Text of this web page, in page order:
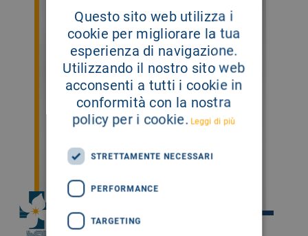
Dott. Salvatore Iacono
Questo sito web utilizza i
cookie per migliorare la tua
esperienza di navigazione.
Utilizzando il nostro sito web
acconsenti a tutti i cookie in
conformità con la nostra
policy per i cookie. Leggi di più
STRETTAMENTE NECESSARI
PERFORMANCE
TARGETING